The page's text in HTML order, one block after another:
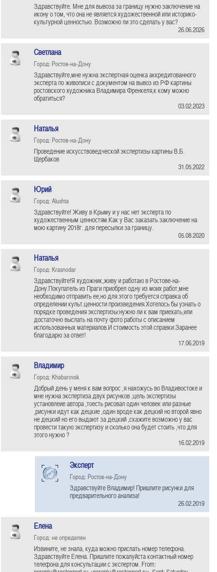
Здравствуйте. Мне для вывоза за границу нужно заключение на
икону о том, что она не является художественной или историко-
культурной ценностью. Возможно ли это сделать у вас?
26.06.2026
Светлана
Город: Ростов-на-Дону
Здравствуйте,мне нужна экспертная оценка аккредитованного
эксперта по живописи с документом на вывоз из РФ картины
ростовского художника Владимира Френкеля,к кому можно
обратиться?
03.02.2023
Наталья
Город: Ростов-на-Дону
Проведение искусствоведческой экспертизы картины В.Б.
Щербаков
31.05.2022
Юрий
Город: Alushta
Здравствуйте! Живу в Крыму и у нас нет эксперта по
художественным ценностям.Как у Вас заказать заключение на
мою картину 2018г. для пересылки за границу.
05.08.2020
Наталья
Город: Krasnodar
Здравствуйте!Я художник,живу и работаю в Ростове-на-
Дону.Покупатель из Праги приобрел одну из моих работ,мне
необходимо отправить ее,но для этого требуется справка об
определении культ.ценности произведения.Хотелось бы узнать о
порядке проведения экспертизы:нужно ли к вам приехать,или
достаточно выслать на почту фото работы с описанием
использованных материалов.И стоимость этой справки.Заранее
благодарю за ответ!
17.06.2019
Владимир
Город: Khabarovsk
Добрый день у меня к вам вопрос ,я нахожусь во Владивостоке и
мне нужна экспертиза двух рисунков ,цель экспертизы
установлеие автора ,тоесть рисовал один человек или разные
,рисунки идут как децкие ,один вроде как децкий но второй явно
не децкий но его выдают за децкий ,скажите возможно у вас
провести такую экспертизу и сколько она будет стоить ,что для
этого нужно ?
16.02.2019
Эксперт
Город: Ростов-на-Дону
Здравствуйте Владимир! Пришлите рисунки для
предварительного анализа!
26.02.2019
Елена
Город: не определен
Извините, не знала, куда можно прислать номер телефона.
Здравствуйте Елена. Пришлите пожалуйста контактный номер
телефона для консультации с экспертом. From: